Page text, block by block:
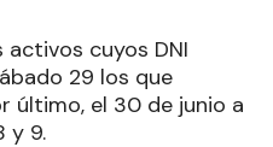
activos cuyos DNI
29 los que
último, el 30 de junio a
y 9.